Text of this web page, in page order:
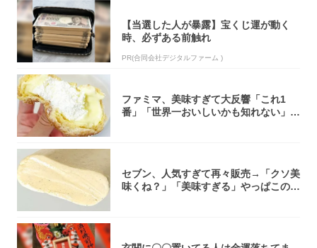
【当選した人が暴露】宝くじ運が動く
時、必ずある前触れ
PR(合同会社デジタルファーム )
ファミマ、美味すぎて大反響「これ1
番」「世界一おいしいかも知れない」
セブン、人気すぎて再々販売→「クソ美
味くね？」「美味すぎる」やっぱこのク